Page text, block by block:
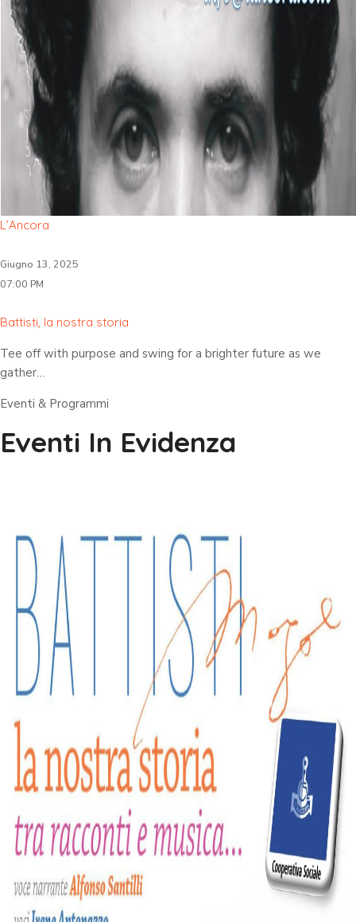
L’Ancora
Giugno 13, 2025
07:00 PM
Battisti, la nostra storia
Tee off with purpose and swing for a brighter future as we
gather…
Eventi & Programmi
Eventi In Evidenza